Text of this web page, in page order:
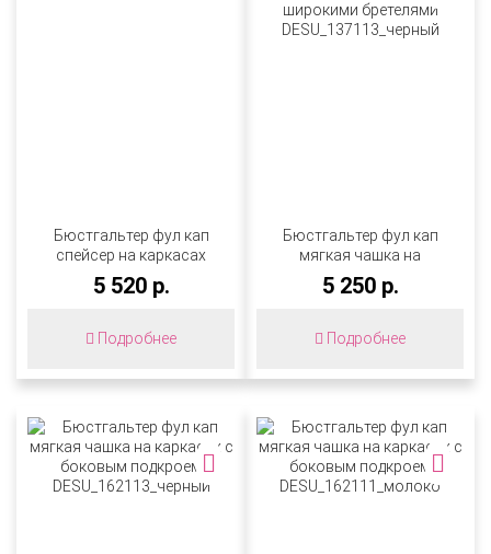
Бюстгальтер фул кап
спейсер на каркасах
DESU_104113_черный
5 520 р.
Подробнее
Бюстгальтер фул кап
мягкая чашка на
каркасах с боковым
подкроем и широкими
DESU_137113_черный
5 250 р.
Подробнее